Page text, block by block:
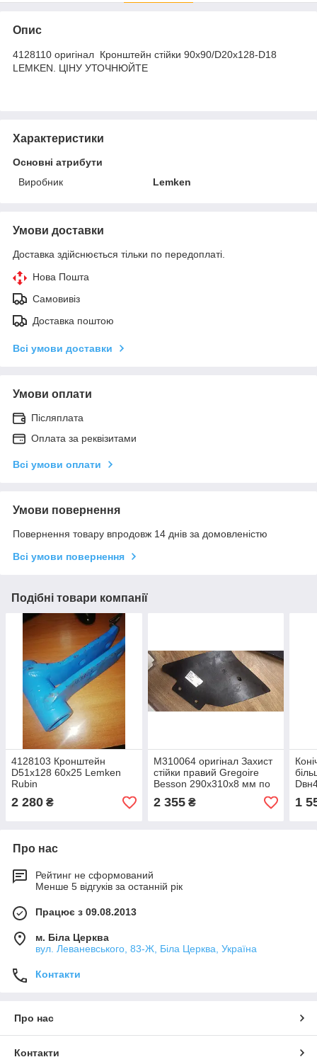
Опис
4128110 оригінал Кронштейн стійки 90x90/D20x128-D18
LEMKEN. ЦІНУ УТОЧНЮЙТЕ
Характеристики
Основні атрибути
Виробник
Lemken
Умови доставки
Доставка здійснюється тільки по передоплаті.
Нова Пошта
Самовивіз
Доставка поштою
Всі умови доставки
Умови оплати
Післяплата
Оплата за реквізитами
Всі умови оплати
Умови повернення
Повернення товару впродовж 14 днів за домовленістю
Всі умови повернення
Подібні товари компанії
4128103 Кронштейн
D51x128 60x25 Lemken
Rubin
2 280 ₴
M310064 оригінал Захист
стійки правий Gregoire
Besson 290x310x8 мм по
отв. 90 мм SSO00114
310064
2 355₴ 1
Про нас
Рейтинг не сформований
Менше 5 відгуків за останній рік
Працює з 09.08.2013
м. Біла Церква
вул. Леваневського, 83-Ж, Біла Церква, Україна
Контакти
Про нас
Контакти